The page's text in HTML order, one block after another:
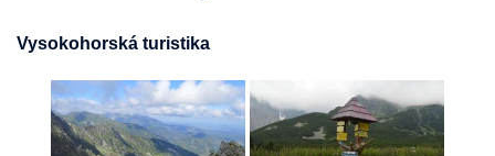
Vysokohorská turistika